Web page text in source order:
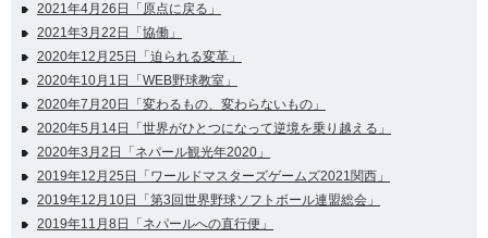
2021年4月26日「原点に戻る」
2021年3月22日「協働」
2020年12月25日「迫られる変革」
2020年10月1日「WEB野球教室」
2020年7月20日「変わるもの、変わらないもの」
2020年5月14日「世界がひとつになって逆境を乗り越える」
2020年3月2日「ネパール観光年2020」
2019年12月25日「ワールドマスターズゲームズ2021関西」
2019年12月10日「第3回世界野球ソフトボール連盟総会」
2019年11月8日「ネパールへの直行便」